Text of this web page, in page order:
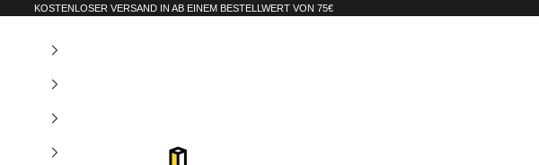
KOSTENLOSER VERSAND IN AB EINEM BESTELLWERT VON 75€
Tower-London.De